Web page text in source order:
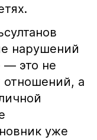
нарушений
— это не
а
уже